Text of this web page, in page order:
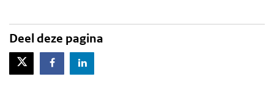
Deel deze pagina
X-TwitterFacebookLinkedIn